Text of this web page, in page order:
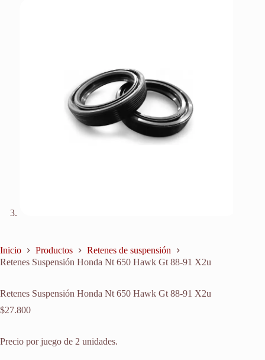
Inicio Productos
Retenes de suspensión
Retenes Suspensión Honda Nt 650 Hawk Gt 88-91 X2u
Retenes Suspensión Honda Nt 650 Hawk Gt 88-91 X2u
$27.800
Precio por juego de 2 unidades.